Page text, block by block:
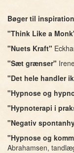
Bøger til
"Think Like a
"Nuets Kraft"
"Sæt grænser"
"Det hele handler
"Hypnose og
"Hypnoterapi i
"Negativ
"Hypnose og
Abrahamsen,